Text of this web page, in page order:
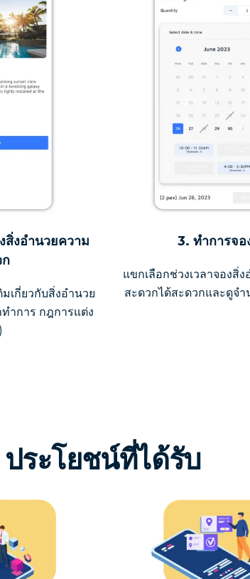
สิ่งอำนวยความ
เกี่ยวกับสิ่งอำนวย
ทำการ กฎการแต่ง
3. ทำการจอ
แขกเลือกช่วงเวลาจองสิ่
สะดวกได้สะดวกและดูจำ
ประโยชน์ที่ได้รับ